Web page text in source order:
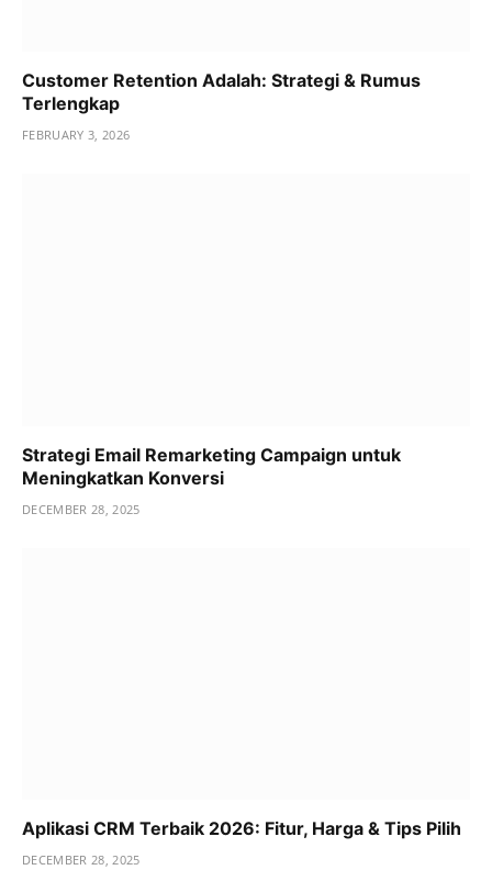
Customer Retention Adalah: Strategi & Rumus
Terlengkap
FEBRUARY 3, 2026
Strategi Email Remarketing Campaign untuk
Meningkatkan Konversi
DECEMBER 28, 2025
Aplikasi CRM Terbaik 2026: Fitur, Harga & Tips Pilih
DECEMBER 28, 2025